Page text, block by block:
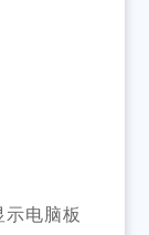
电脑板